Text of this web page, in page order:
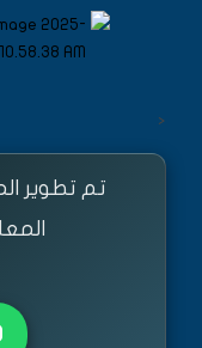
<
تم تطوير